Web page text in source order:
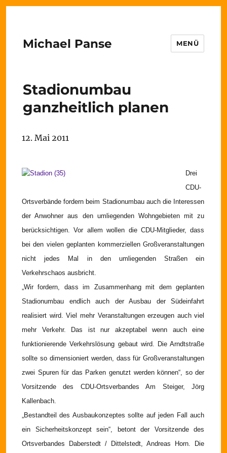
Michael Panse MENÜ
Stadionumbau
ganzheitlich planen
12. Mai 2011
Drei
CDU-
Ortsverbände fordern beim Stadionumbau auch die Interessen
der Anwohner aus den umliegenden Wohngebieten mit zu
berücksichtigen. Vor allem wollen die CDU-Mitglieder, dass
bei den vielen geplanten kommerziellen Großveranstaltungen
nicht jedes Mal in den umliegenden Straßen ein
Verkehrschaos ausbricht.
„Wir fordern, dass im Zusammenhang mit dem geplanten
Stadionumbau endlich auch der Ausbau der Südeinfahrt
realisiert wird. Viel mehr Veranstaltungen erzeugen auch viel
mehr Verkehr. Das ist nur akzeptabel wenn auch eine
funktionierende Verkehrslösung gebaut wird. Die Arndtstraße
sollte so dimensioniert werden, dass für Großveranstaltungen
zwei Spuren für das Parken genutzt werden können“, so der
Vorsitzende des CDU-Ortsverbandes Am Steiger, Jörg
Kallenbach.
„Bestandteil des Ausbaukonzeptes sollte auf jeden Fall auch
ein Sicherheitskonzept sein“, betont der Vorsitzende des
Ortsverbandes Daberstedt / Dittelstedt, Andreas Horn. Die